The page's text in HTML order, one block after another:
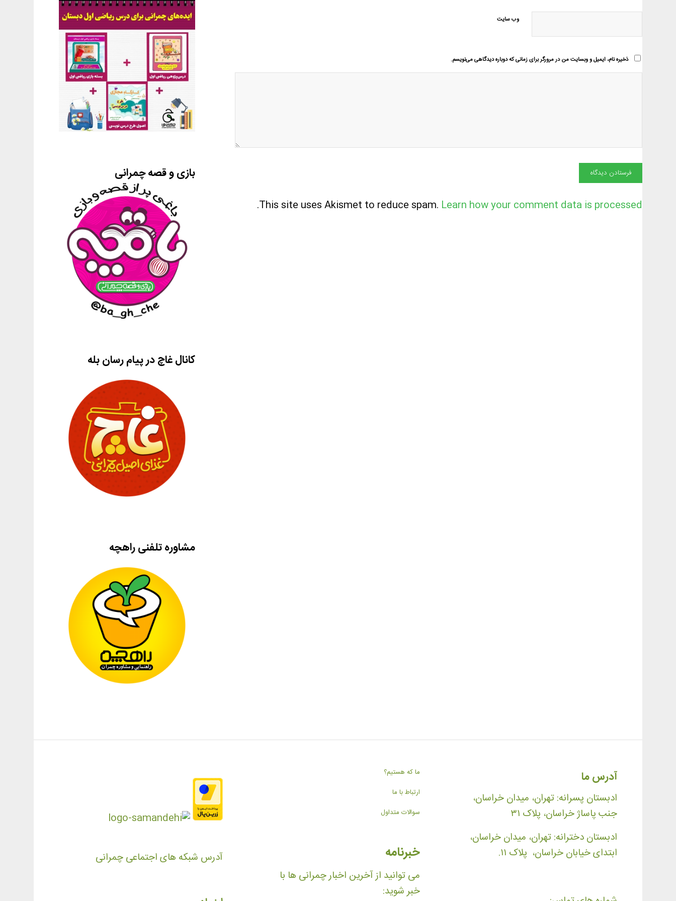
وب‌ سایت
ذخیره نام، ایمیل و وبسایت من در مرورگر برای زمانی که دوباره دیدگاهی می‌نویسم.
This site uses Akismet to reduce spam. Learn how your comment data is processed
.
بازی و قصه چمرانی
کانال غاچ در پیام رسان بله
مشاوره تلفنی راهچه
آدرس ما
ادبستان پسرانه: تهران، میدان خراسان،
جنب پاساژ خراسان، پلاک ۳۱
ادبستان دخترانه: تهران، میدان خراسان،
ابتدای خیابان خراسان، پلاک ۱۱.
ما که هستیم؟
ارتباط با ما
سوالات متداول
خبرنامه
می توانید از آخرین اخبار چمرانی ها با
خبر شوید:
آدرس شبکه های اجتماعی چمرانی